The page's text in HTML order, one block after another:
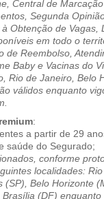
Central de
Segunda
Obtenção de Vagas,
em todo o
de Reembolso,
Baby e Vacinas do
Rio de Janeiro, Belo
válidos enquanto
:
a partir de 29
saúde do Segurado;
conforme
localidades:
Belo Horizonte
(DF)